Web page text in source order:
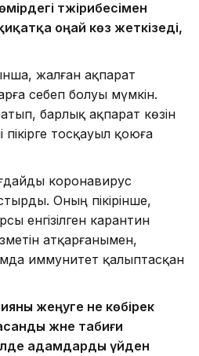
тәжірибесімен
оңай көз жеткізеді,
жалған ақпарат
себеп болуы мүмкін.
барлық ақпарат көзін
тосқауыл қоюға
коронавирус
Оның пікірінше,
енгізілген карантин
атқарғанымен,
иммунитет қалыптасқан
жеңуге не көбірек
және табиғи
адамдарды үйден